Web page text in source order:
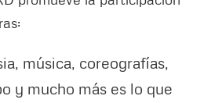
música, coreografías,
y mucho más es lo que